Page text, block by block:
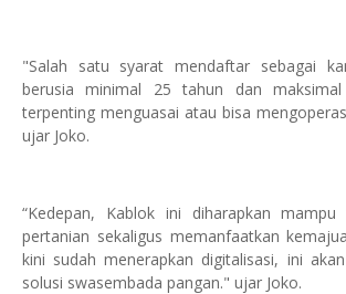
"Salah satu syarat mendaftar sebagai
berusia minimal 25 tahun dan
terpenting menguasai atau bisa
ujar Joko.
“Kedepan, Kablok ini diharapkan
pertanian sekaligus memanfaatkan
kini sudah menerapkan digitalisasi, ini
solusi swasembada pangan." ujar Joko.